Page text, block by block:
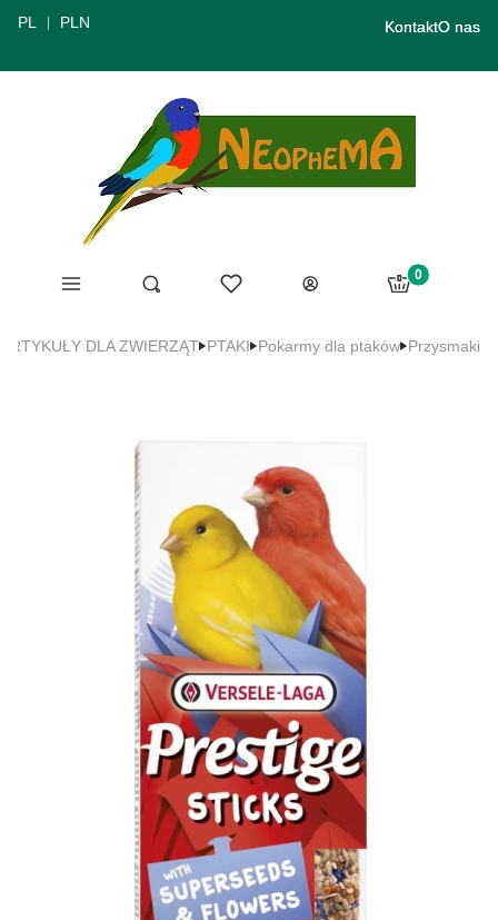
PL PLN KontaktO nas
Menu Otwórz wyszukiwarkę
Szukaj Ulubione
Zaloguj się
Produkty w
Koszyk
ARTYKUŁY DLA ZWIERZĄT PTAKI Pokarmy dla ptaków Przysmaki